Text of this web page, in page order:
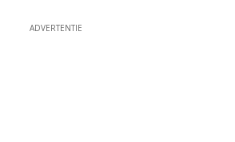
ADVERTENTIE